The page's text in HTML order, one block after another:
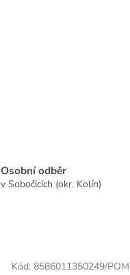
Osobní odběr
v Sobočicích (okr. Kolín)
Kód: 8586011350249/POM